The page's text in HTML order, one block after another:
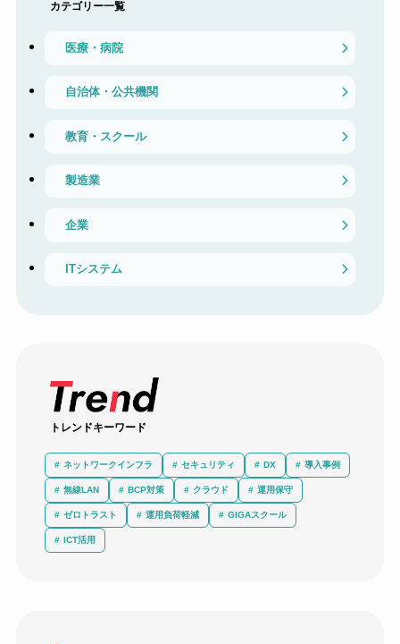
カテゴリー一覧
医療・病院
自治体・公共機関
教育・スクール
製造業
企業
ITシステム
トレンドキーワード
ネットワークインフラ セキュリティ DX 導入事例
無線LAN BCP対策 クラウド 運用保守
ゼロトラスト 運用負荷軽減 GIGAスクール
ICT活用